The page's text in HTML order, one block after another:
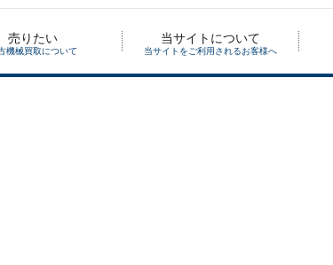
売りたい
機械買取について
当サイトについて
当サイトをご利用されるお客様へ